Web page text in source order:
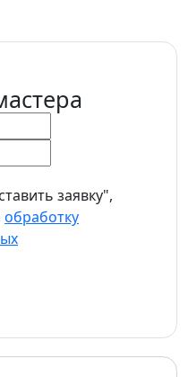
заявку",
обработку